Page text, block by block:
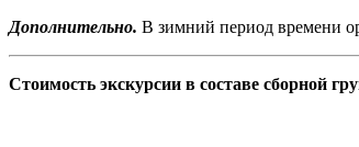
Дополнительно. В зимний период времени
Стоимость экскурсии в составе сборной